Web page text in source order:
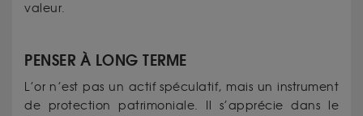
valeur.
PENSER À LONG TERME
L’or n’est pas un actif spéculatif, mais un instrument
de protection patrimoniale. Il s’apprécie dans le